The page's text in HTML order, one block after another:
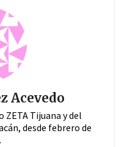
Acevedo
Tijuana y del
desde febrero de